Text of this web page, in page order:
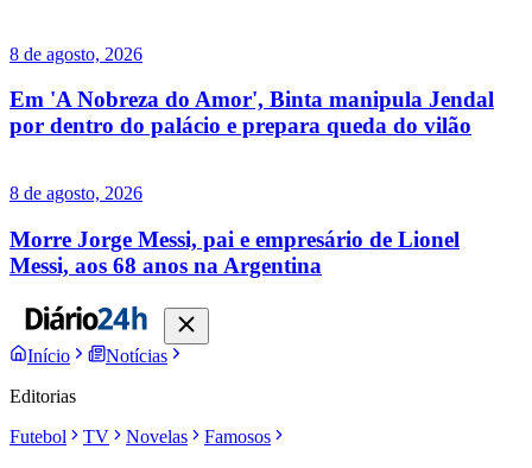
8 de agosto, 2026
Em 'A Nobreza do Amor', Binta manipula Jendal
por dentro do palácio e prepara queda do vilão
8 de agosto, 2026
Morre Jorge Messi, pai e empresário de Lionel
Messi, aos 68 anos na Argentina
Início
Notícias
Editorias
Futebol
TV Novelas Famosos